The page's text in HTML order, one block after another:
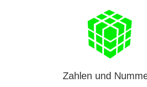
Zahlen und